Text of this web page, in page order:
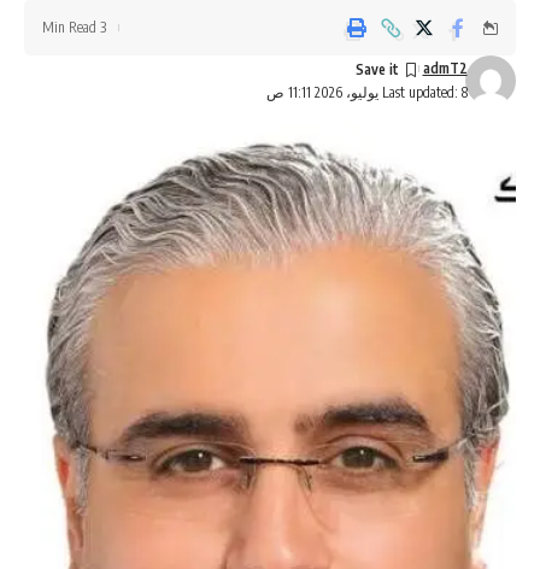
Last updated: 8 يوليو، 2026 11:11 ص
admT2
3 Min Read